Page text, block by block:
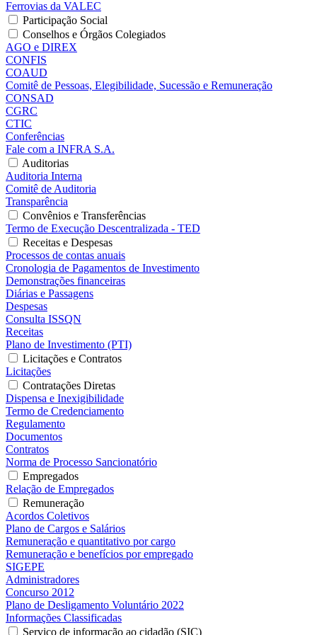
Ferrovias da VALEC
Participação Social
Conselhos e Órgãos Colegiados
AGO e DIREX
CONFIS
COAUD
Comitê de Pessoas, Elegibilidade, Sucessão e Remuneração
CONSAD
CGRC
CTIC
Conferências
Fale com a INFRA S.A.
Auditorias
Auditoria Interna
Comitê de Auditoria
Transparência
Convênios e Transferências
Termo de Execução Descentralizada - TED
Receitas e Despesas
Processos de contas anuais
Cronologia de Pagamentos de Investimento
Demonstrações financeiras
Diárias e Passagens
Despesas
Consulta ISSQN
Receitas
Plano de Investimento (PTI)
Licitações e Contratos
Licitações
Contratações Diretas
Dispensa e Inexigibilidade
Termo de Credenciamento
Regulamento
Documentos
Contratos
Norma de Processo Sancionatório
Empregados
Relação de Empregados
Remuneração
Acordos Coletivos
Plano de Cargos e Salários
Remuneração e quantitativo por cargo
Remuneração e benefícios por empregado
SIGEPE
Administradores
Concurso 2012
Plano de Desligamento Voluntário 2022
Informações Classificadas
Serviço de informação ao cidadão (SIC)